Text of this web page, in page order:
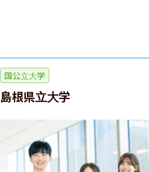
国公立大学
島根県立大学